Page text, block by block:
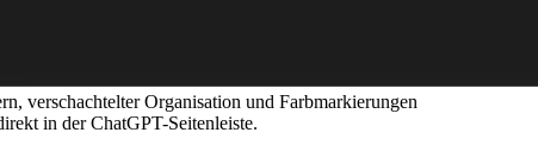
verschachtelter Organisation und Farbmarkierungen
in der ChatGPT-Seitenleiste.